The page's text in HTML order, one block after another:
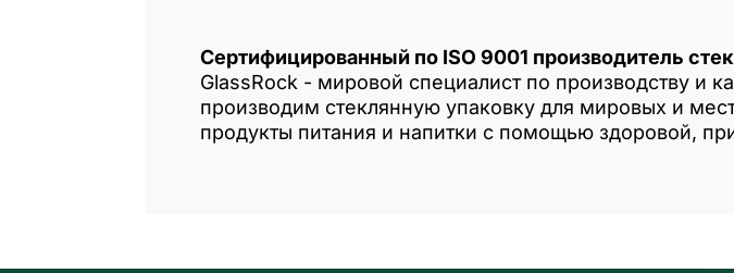
Сертифицированный по ISO 9001 производитель
GlassRock - мировой специалист по производству и
производим стеклянную упаковку для мировых и
продукты питания и напитки с помощью здоровой,